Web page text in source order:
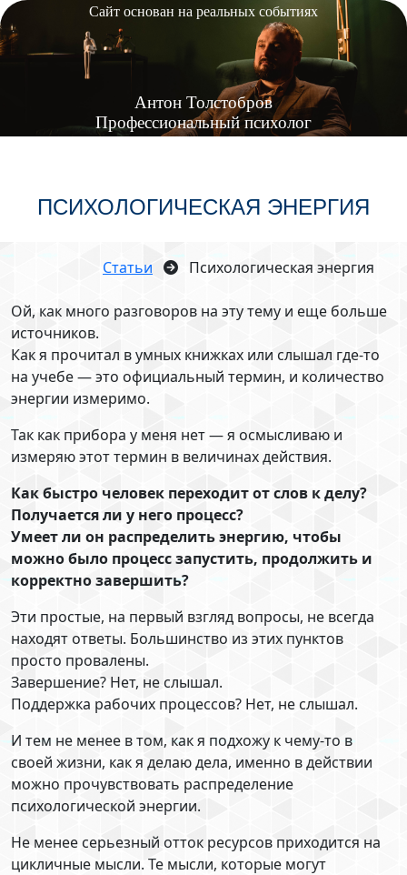
Сайт основан на реальных событиях
Антон Толстобров
Профессиональный психолог
ПСИХОЛОГИЧЕСКАЯ ЭНЕРГИЯ
Статьи Психологическая энергия
Ой, как много разговоров на эту тему и еще больше
источников.
Как я прочитал в умных книжках или слышал где-то
на учебе — это официальный термин, и количество
энергии измеримо.
Так как прибора у меня нет — я осмысливаю и
измеряю этот термин в величинах действия.
Как быстро человек переходит от слов к делу?
Получается ли у него процесс?
Умеет ли он распределить энергию, чтобы
можно было процесс запустить, продолжить и
корректно завершить?
Эти простые, на первый взгляд вопросы, не всегда
находят ответы. Большинство из этих пунктов
просто провалены.
Завершение? Нет, не слышал.
Поддержка рабочих процессов? Нет, не слышал.
И тем не менее в том, как я подхожу к чему-то в
своей жизни, как я делаю дела, именно в действии
можно прочувствовать распределение
психологической энергии.
Не менее серьезный отток ресурсов приходится на
цикличные мысли. Те мысли, которые могут